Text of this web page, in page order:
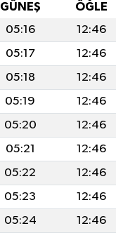
GÜNEŞ ÖĞLE
05:16 12:46
05:17 12:46
05:18 12:46
05:19 12:46
05:20 12:46
05:21 12:46
05:22 12:46
05:23 12:46
05:24 12:46